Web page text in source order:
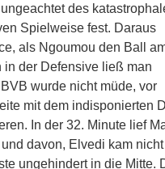
des
Spielweise fest. Daraus
als Ngoumou den Ball
in der Defensive ließ man
wurde nicht müde, vor
mit dem indisponierten
In der 32. Minute lief
davon, Elvedi kam nicht
ungehindert in die Mitte.